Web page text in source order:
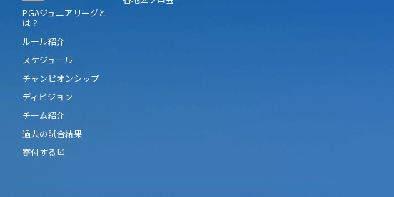
PGAジュニアリーグと
は？
ルール紹介
スケジュール
チャンピオンシップ
ディビジョン
チーム紹介
過去の試合結果
寄付する open_in_new